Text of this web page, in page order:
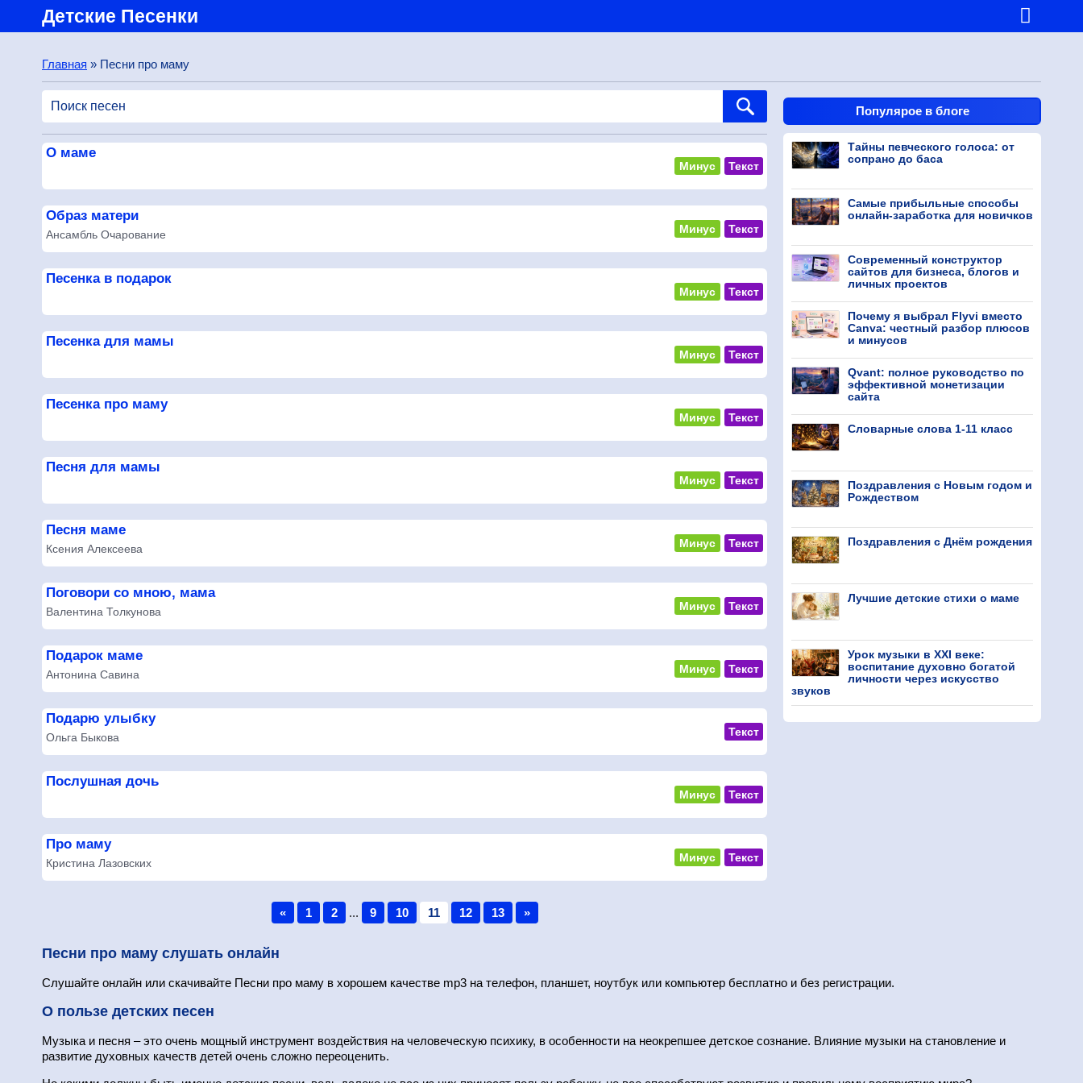
Детские Песенки
Главная » Песни про маму
О маме
Минус Текст
Образ матери
Ансамбль Очарование Минус Текст
Песенка в подарок
Минус Текст
Песенка для мамы
Минус Текст
Песенка про маму
Минус Текст
Песня для мамы
Минус Текст
Песня маме
Ксения Алексеева Минус Текст
Поговори со мною, мама
Валентина Толкунова Минус Текст
Подарок маме
Антонина Савина Минус Текст
Подарю улыбку
Ольга Быкова Текст
Послушная дочь
Минус Текст
Про маму
Кристина Лазовских Минус Текст
« 1 2 ... 9 10 11 12 13 »
Популярое в блоге
Тайны певческого голоса: от
сопрано до баса
Самые прибыльные способы
онлайн-заработка для новичков
Современный конструктор
сайтов для бизнеса, блогов и
личных проектов
Почему я выбрал Flyvi вместо
Canva: честный разбор плюсов
и минусов
Qvant: полное руководство по
эффективной монетизации
сайта
Словарные слова 1-11 класс
Поздравления с Новым годом и
Рождеством
Поздравления с Днём рождения
Лучшие детские стихи о маме
Урок музыки в XXI веке:
воспитание духовно богатой
личности через искусство
звуков
Песни про маму слушать онлайн
Слушайте онлайн или скачивайте Песни про маму в хорошем качестве mp3 на телефон, планшет, ноутбук или компьютер бесплатно и без регистрации.
О пользе детских песен
Музыка и песня – это очень мощный инструмент воздействия на человеческую психику, в особенности на неокрепшее детское сознание. Влияние музыки на становление и
развитие духовных качеств детей очень сложно переоценить.